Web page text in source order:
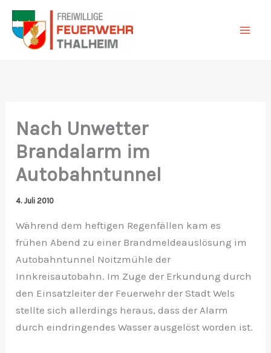
Zum
Inhalt
springen
Nach Unwetter
Brandalarm im
Autobahntunnel
4. Juli 2010
Während dem heftigen Regenfällen kam es
frühen Abend zu einer Brandmeldeauslösung im
Autobahntunnel Noitzmühle der
Innkreisautobahn. Im Zuge der Erkundung durch
den Einsatzleiter der Feuerwehr der Stadt Wels
stellte sich allerdings heraus, dass der Alarm
durch eindringendes Wasser ausgelöst worden ist.